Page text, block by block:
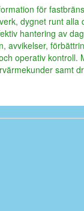
för
dygnet runt alla
hantering av
avvikelser,
operativ kontroll.
samt